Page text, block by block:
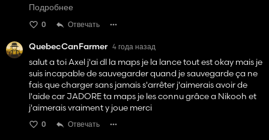
Подробнее
0 Отвечать
QuebecCanFarmer 4 года назад
salut a toi Axel j'ai dl la maps je la lance tout est okay mais je
suis incapable de sauvegarder quand je sauvegarde ça ne
fais que charger sans jamais s'arrêter j'aimerais avoir de
l'aide car JADORE ta maps je les connu grâce a Nikooh et
j'aimerais vraiment y joue merci
0 Отвечать